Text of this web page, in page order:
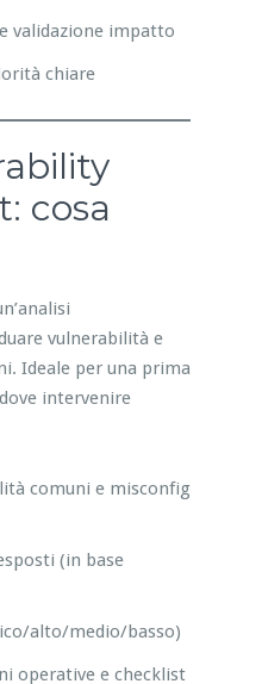
validazione impatto
chiare
cosa
vulnerabilità e
Ideale per una prima
intervenire
comuni e misconfig
(in base
alto/medio/basso)
operative e checklist